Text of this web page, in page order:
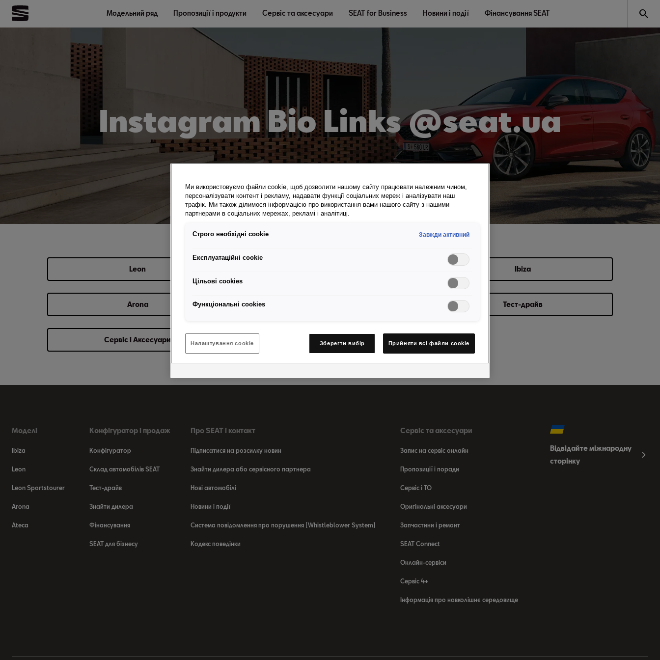
Модельний ряд Пропозиції і продукти Сервіс та аксесуари SEAT for Business Новини і події Фінансування SEAT
Instagram Bio Links @seat.ua
Leon Ibiza
Arona Тест-драйв
Сервіс і Аксесуари Захист персональних даних
Моделі
Ibiza
Leon
Leon Sportstourer
Arona
Ateca
Конфігуратор і продаж
Конфігуратор
Склад автомобілів SEAT
Тест-драйв
Знайти дилера
Фінансування
SEAT для бізнесу
Про SEAT і контакт
Підписатися на розсилку новин
Знайти дилера або сервісного партнера
Нові автомобілі
Новини і події
Система повідомлення про порушення (Whistleblower System)
Кодекс поведінки
Сервіс та аксесуари
Запис на сервіс онлайн
Пропозиції і поради
Сервіс і ТО
Оригінальні аксесуари
Запчастини і ремонт
SEAT Connect
Онлайн-сервіси
Сервіс 4+
Інформація про навколішнє середовище
Відвідайте міжнародну
сторінку
Ми використовуємо файли cookie, щоб дозволити нашому сайту працювати належним чином,
персоналізувати контент і рекламу, надавати функції соціальних мереж і аналізувати наш
трафік. Ми також ділимося інформацією про використання вами нашого сайту з нашими
партнерами в соціальних мережах, рекламі і аналітиці.
Строго необхідні cookie Завжди активний
Експлуатаційні cookie
Цільові сookies
Функціональні cookies
Налаштування cookie Зберегти вибір Прийняти всі файли сookie